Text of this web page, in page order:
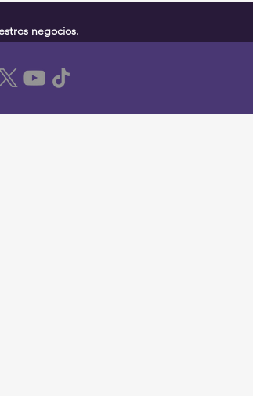
negocios.